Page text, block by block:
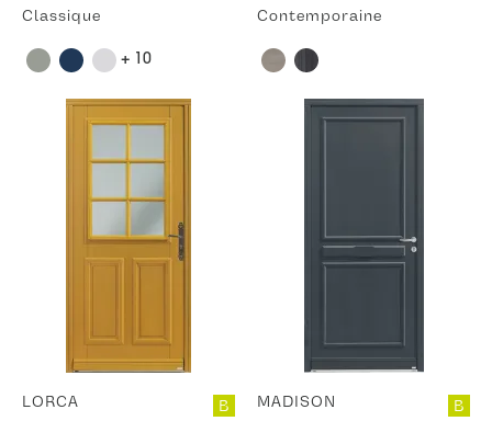
Classique
+ 10
Contemporaine
LORCA
B
MADISON
B